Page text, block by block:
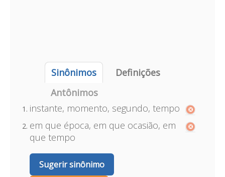
Sinônimos
Definições
Antônimos
instante, momento, segundo, tempo
em que época, em que ocasião, em
que tempo
Sugerir sinônimo